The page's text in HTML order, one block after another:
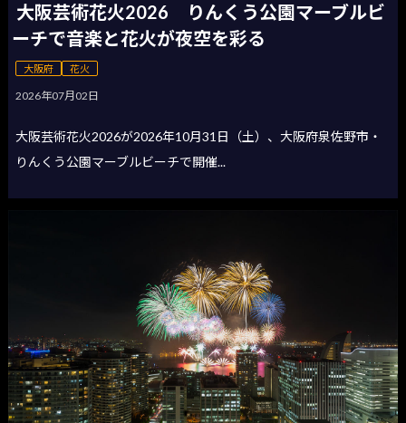
大阪芸術花火2026 りんくう公園マーブルビ
ーチで音楽と花火が夜空を彩る
大阪府 花火
2026年07月02日
大阪芸術花火2026が2026年10月31日（土）、大阪府泉佐野市・
りんくう公園マーブルビーチで開催...